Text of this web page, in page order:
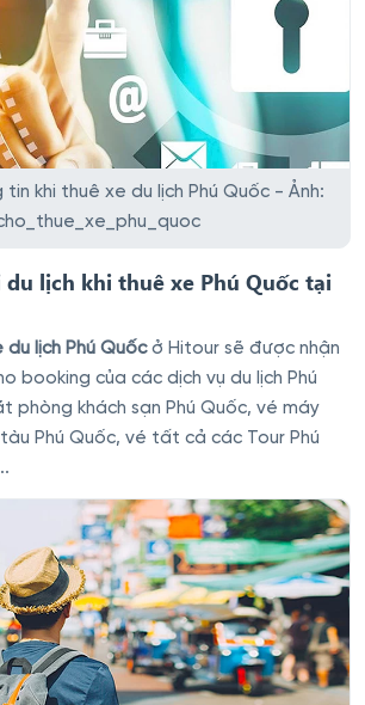
khi thuê xe du lịch Phú Quốc - Ảnh:
du lịch khi thuê xe Phú Quốc tại
du lịch Phú Quốcở Hitour sẽ được nhận
booking của các dịch vụ du lịch Phú
phòng khách sạn Phú Quốc, vé máy
Phú Quốc, vé tất cả các Tour Phú